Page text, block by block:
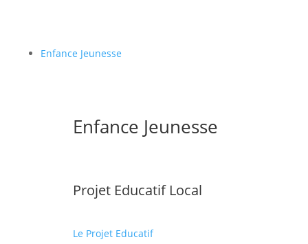
Enfance Jeunesse
Enfance Jeunesse
Projet Educatif Local
Le Projet Educatif